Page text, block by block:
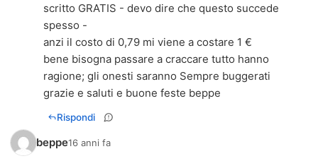
scritto GRATIS - devo dire che questo succede
spesso -
anzi il costo di 0,79 mi viene a costare 1 €
bene bisogna passare a craccare tutto hanno
ragione; gli onesti saranno Sempre buggerati
grazie e saluti e buone feste beppe
Rispondi
beppe16 anni fa